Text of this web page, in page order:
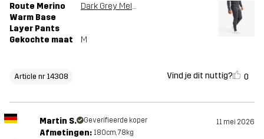
Route Merino
Warm Base
Layer Pants
Dark Grey Melange
Gekochte maat M
Article nr 14308 Vind je dit nuttig? 0
Martin S. Geverifieerde koper 11 mei 2026
Afmetingen: 180cm, 78kg